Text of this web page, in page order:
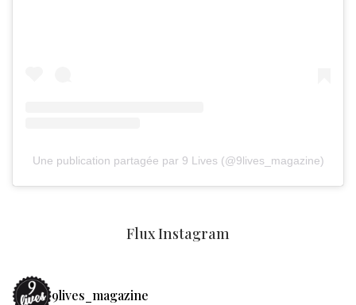
Une publication partagée par 9 Lives (@9lives_magazine)
Flux Instagram
9lives_magazine